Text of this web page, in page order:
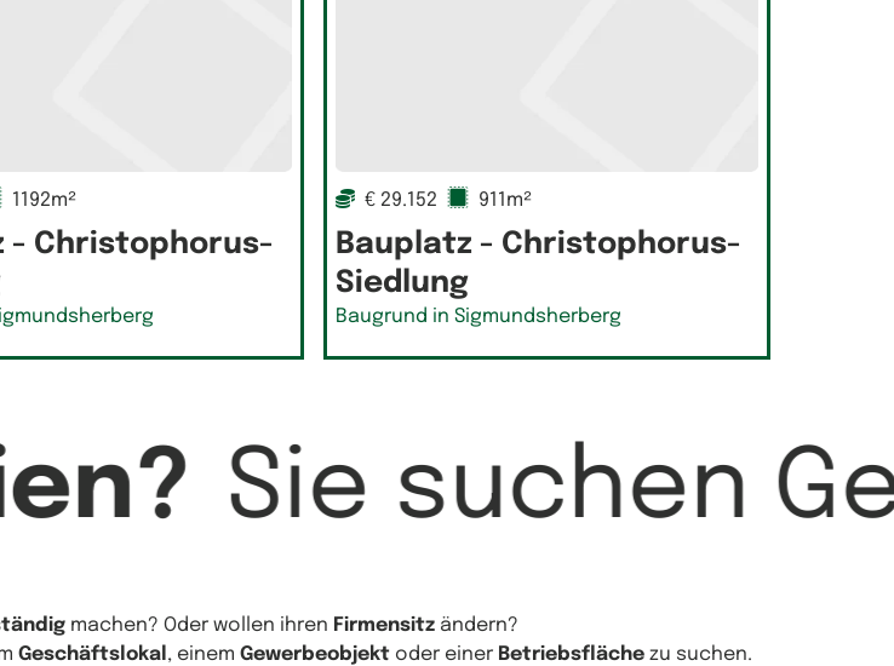
1192m²
- Christophorus-
€ 29.152 911m²
Bauplatz - Christophorus-
Siedlung
Baugrund in Sigmundsherberg
Sie suchen
machen? Oder wollen ihren Firmensitz ändern?
Geschäftslokal , einem Gewerbeobjekt oder einer Betriebsfläche zu suchen.